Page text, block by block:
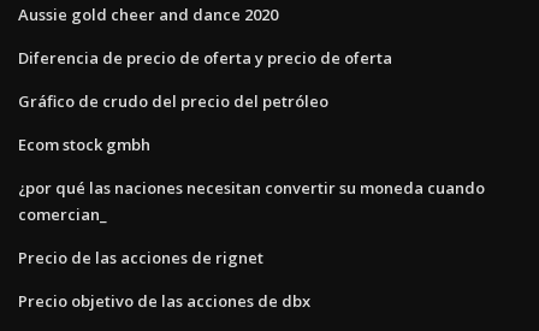
Aussie gold cheer and dance 2020
Diferencia de precio de oferta y precio de oferta
Gráfico de crudo del precio del petróleo
Ecom stock gmbh
¿por qué las naciones necesitan convertir su moneda cuando
comercian_
Precio de las acciones de rignet
Precio objetivo de las acciones de dbx